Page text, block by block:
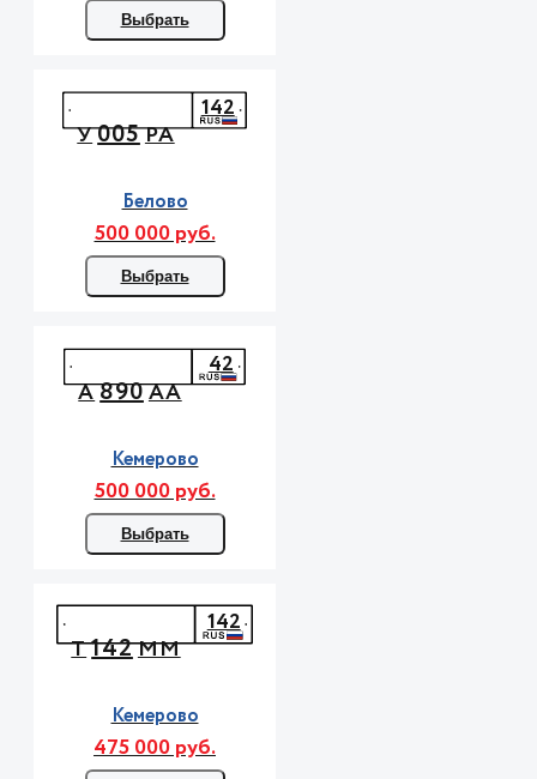
Выбрать
У005РА
142
Белово
500 000 руб.
Выбрать
А890АА
42
Кемерово
500 000 руб.
Выбрать
Т142ММ
142
Кемерово
475 000 руб.